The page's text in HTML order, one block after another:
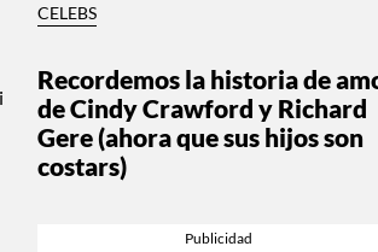
CELEBS
Recordemos la historia de
de Cindy Crawford y Richard
Gere (ahora que sus hijos son
costars)